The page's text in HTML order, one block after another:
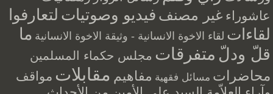
عاشوراء غير مصنف فيديو وصوتيات لتعارفوا
لقاءات لقاء الاخوة الانسانية - وثيقة الاخوة الانسانية ما
قلّ ودلّ متفرقات مجلس حكماء المسلمين
محاضرات مسائل فقهية مفاهيم مقابلات مواقف